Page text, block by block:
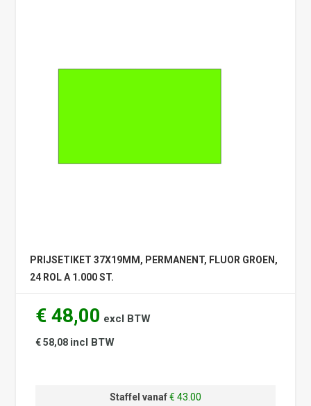
PRIJSETIKET 37X19MM, PERMANENT, FLUOR GROEN,
24 ROL A 1.000 ST.
€ 48,00 excl BTW
€ 58,08 incl BTW
Staffel vanaf€ 43.00